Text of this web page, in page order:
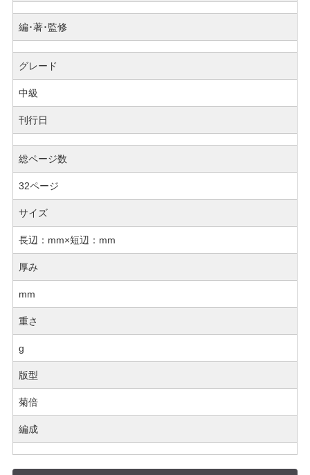
編･著･監修
グレード
中級
刊行日
総ページ数
32ページ
サイズ
長辺：mm×短辺：mm
厚み
mm
重さ
g
版型
菊倍
編成